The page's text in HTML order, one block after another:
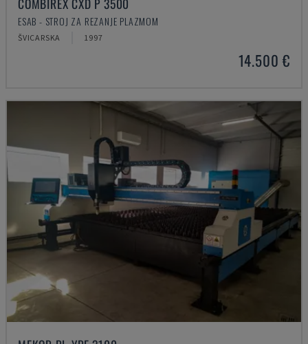
ESAB - STROJ ZA REZANJE PLAZMOM
ŠVICARSKA 1997
14.500 €